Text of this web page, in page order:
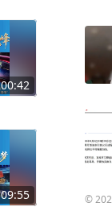
00:42
09:55 ©